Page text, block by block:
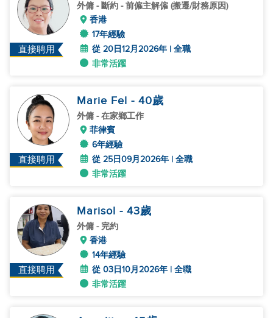
直接聘用
外傭 - 斷約 - 前僱主解僱 (搬遷/財務原因)
香港
17年經驗
從 20日12月2026年 | 全職
非常活躍
直接聘用
Marie Fel - 40歲
外傭 - 在家鄉工作
菲律賓
6年經驗
從 25日09月2026年 | 全職
非常活躍
直接聘用
Marisol - 43歲
外傭 - 完約
香港
14年經驗
從 03日10月2026年 | 全職
非常活躍